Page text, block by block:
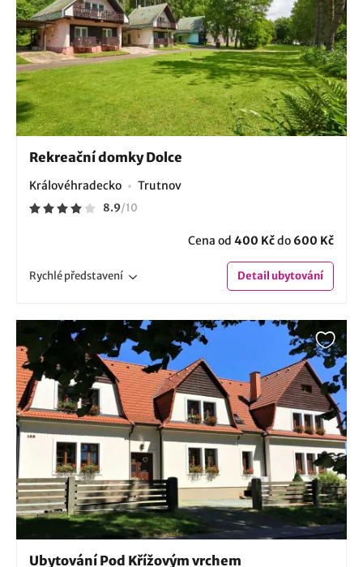
Rekreační domky Dolce
Královéhradecko Trutnov
8.9/10
Cena od 400 Kčdo 600 Kč
Rychlépředstavení Detailubytování
Ubytování Pod Křížovým vrchem